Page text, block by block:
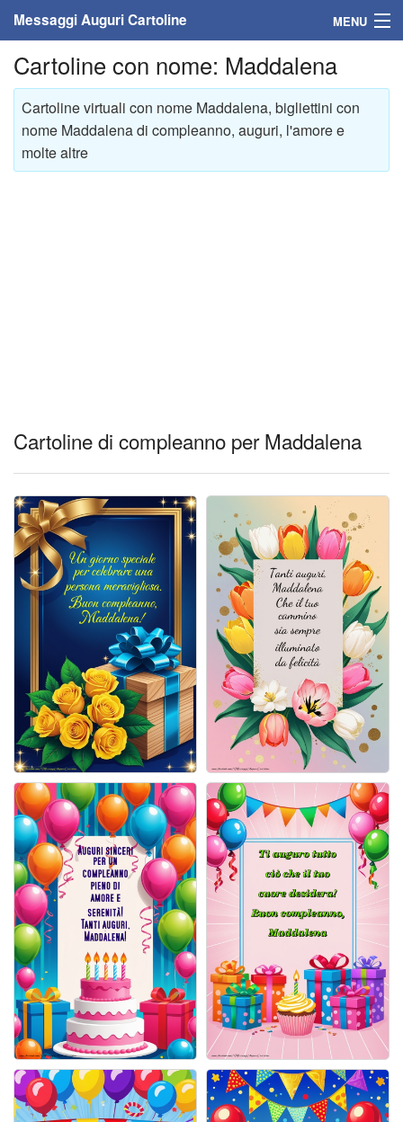
Messaggi Auguri Cartoline MENU
Home
Messaggi
Cartoline
Cartoline musicali
Cartoline animate
Accedi
Cartoline con nome: Maddalena
Cartoline virtuali con nome Maddalena, bigliettini con
nome Maddalena di compleanno, auguri, l'amore e
molte altre
Cartoline di compleanno per Maddalena